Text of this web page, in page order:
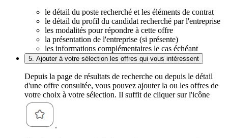
le détail du poste recherché et les éléments de contrat
le détail du profil du candidat recherché par l'entreprise
les modalités pour répondre à cette offre
la présentation de l'entreprise (si présente)
les informations complémentaires le cas échéant
5. Ajouter à votre sélection les offres qui vous intéressent
Depuis la page de résultats de recherche ou depuis le détail
d'une offre consultée, vous pouvez ajouter la ou les offres de
votre choix à votre sélection. Il suffit de cliquer sur l'icône
.